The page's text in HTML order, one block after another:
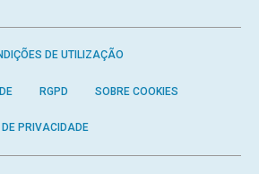
DE UTILIZAÇÃO
RGPD SOBRE COOKIES
DE PRIVACIDADE